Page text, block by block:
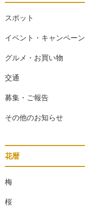
スポット
イベント・キャンペーン
グルメ・お買い物
交通
募集・ご報告
その他のお知らせ
花暦
梅
桜